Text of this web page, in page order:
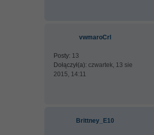
vwmaroCrl
Posty: 13
Dołączył(a): czwartek, 13 sie
2015, 14:11
Brittney_E10